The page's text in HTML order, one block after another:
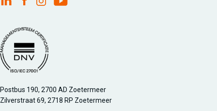
FME Linkedin
FME Facebook
FME Instagram
FME Youtube
Managementsyteem certificatie DNV iso/iec 27001
Postbus 190, 2700 AD Zoetermeer
Zilverstraat 69, 2718 RP Zoetermeer